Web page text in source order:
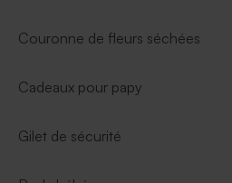
Couronne de fleurs séchées
Cadeaux pour papy
Gilet de sécurité